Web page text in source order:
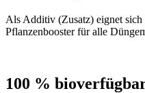
Als Additiv (Zusatz) eignet
Pflanzenbooster für alle
100 %